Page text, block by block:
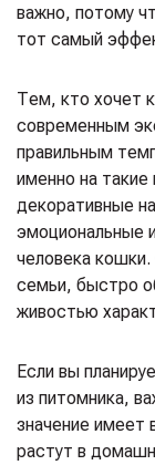
важно, потому
тот самый
Тем, кто хочет
современным
правильным
именно на
декоративные
эмоциональные
человека
семьи, быстро
живостью
Если вы
из питомника,
значение имеет
растут в